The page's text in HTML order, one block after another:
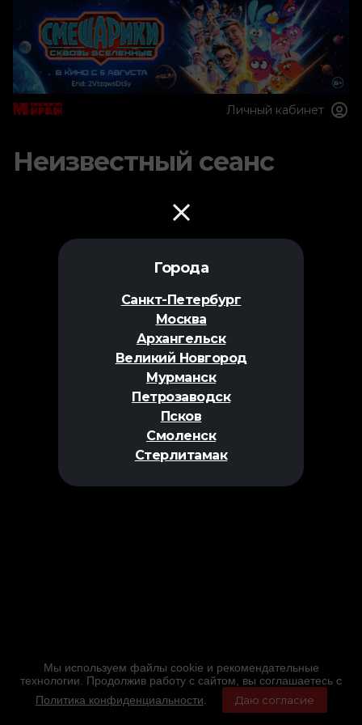
Города
Санкт-Петербург
Москва
Архангельск
Великий Новгород
Мурманск
Петрозаводск
Псков
Смоленск
Стерлитамак
Личный кабинет
Неизвестный сеанс
Мы используем файлы cookie и рекомендательные
технологии. Продолжив работу с сайтом, вы соглашаетесь с
Политика конфиденциальности
Даю согласие